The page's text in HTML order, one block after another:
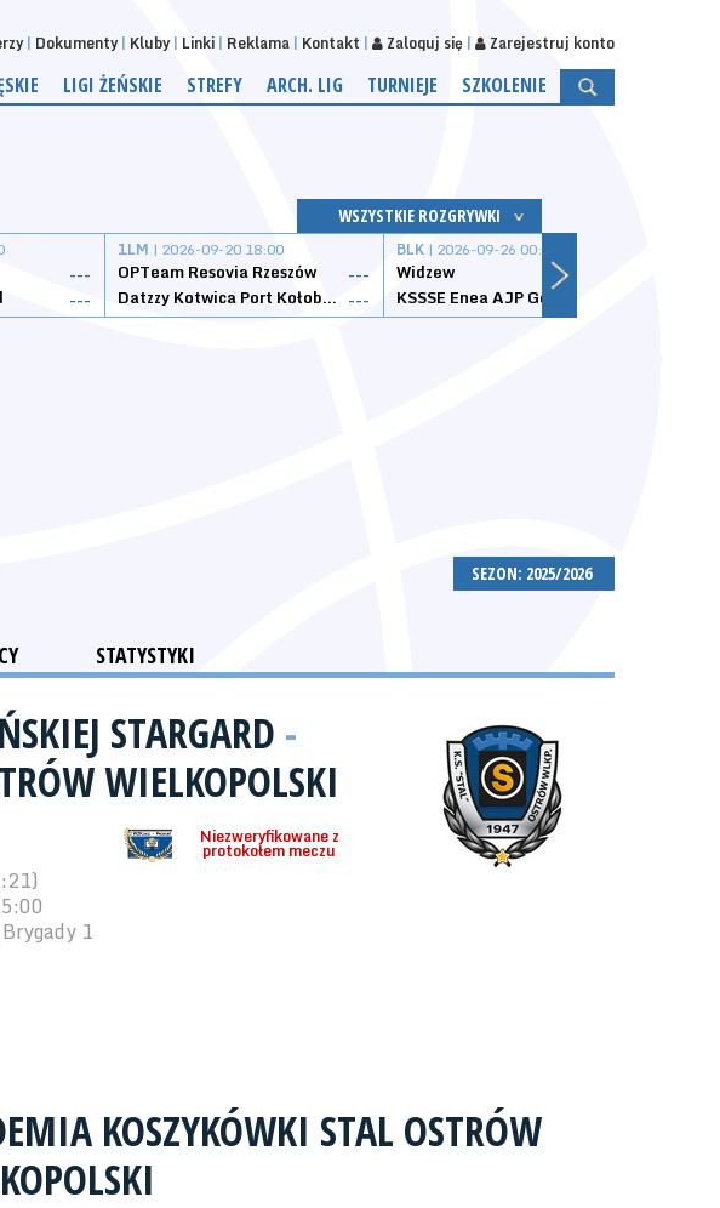
Dokumenty Kluby Linki Reklama Kontakt Zaloguj się Zarejestruj konto
LIGI ŻEŃSKIE STREFY ARCH. LIG TURNIEJE SZKOLENIE
WSZYSTKIE ROZGRYWKI
---
---
1LM | 2026-09-20 18:00
OPTeam Resovia Rzeszów
---
Datzzy Kotwica Port Kołobrzeg ---
BLK | 2026-09-26 00:00
Widzew
SEZON: 2025/2026
STATYSTYKI
STARGARD -
WIELKOPOLSKI
Niezweryfikowane z
protokołem meczu
1
KOSZYKÓWKI STAL OSTRÓW